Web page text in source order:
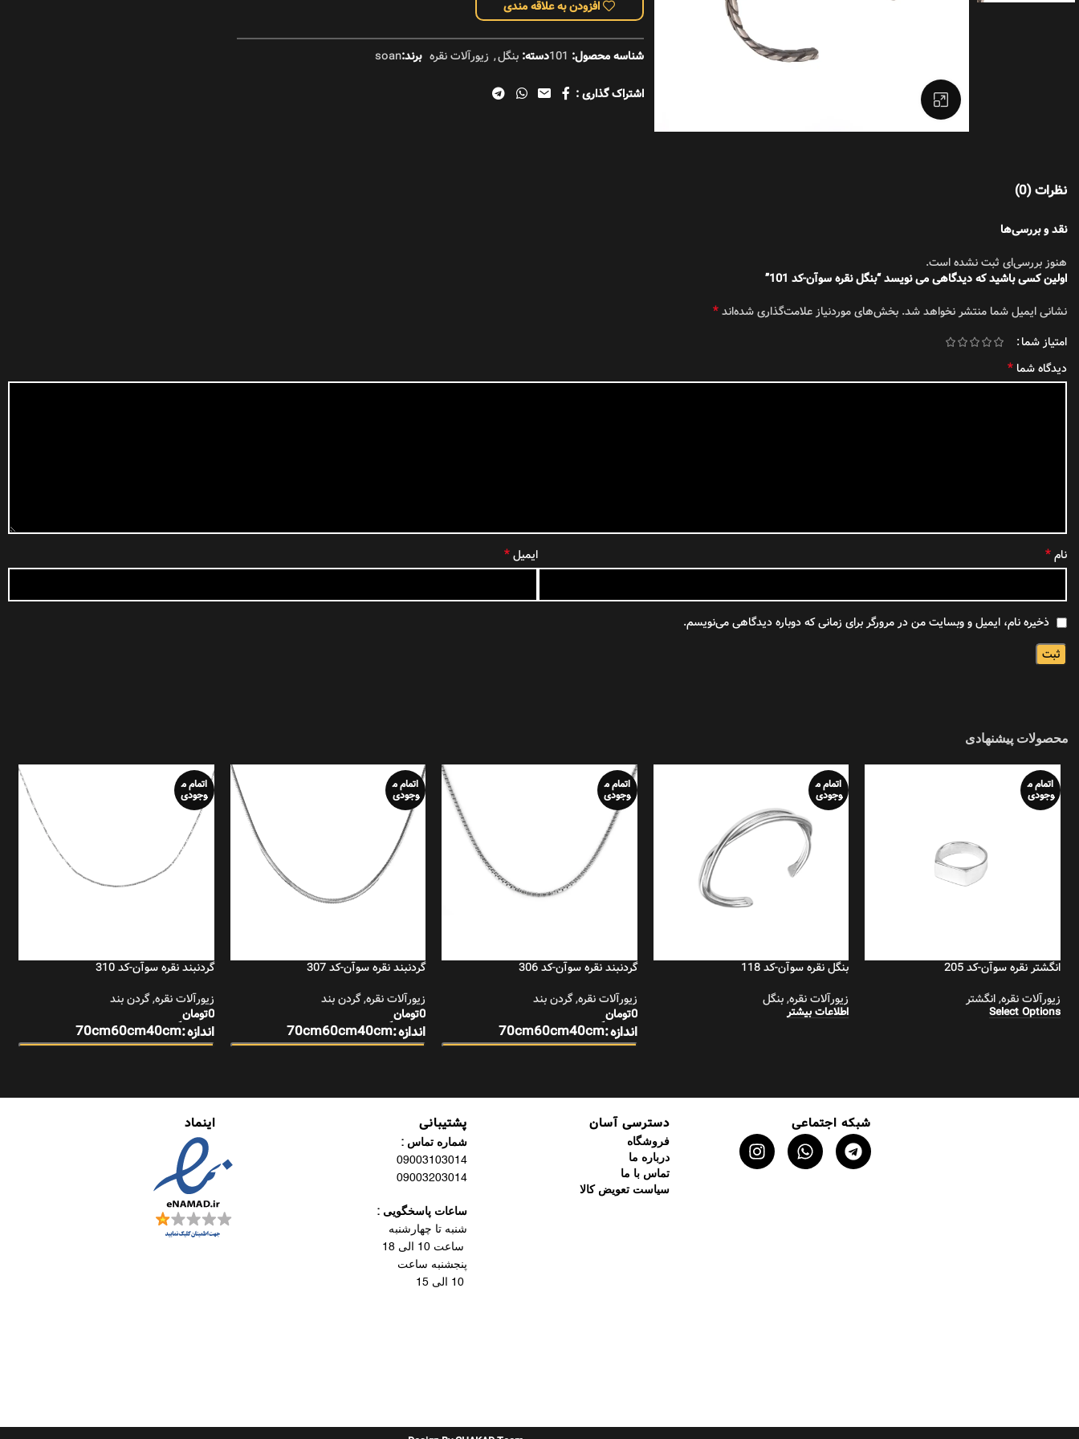
تیشرت خان
افزودن به علاقه مندی
شناسه محصول: 101دسته: بنگل, زیورآلات نقره برند:soan
اشتراک گذاری :
نظرات (0)
نقد و بررسی‌ها
هنوز بررسی‌ای ثبت نشده است.
اولین کسی باشید که دیدگاهی می نویسد “بنگل نقره سوآن-کد 101”
نشانی ایمیل شما منتشر نخواهد شد. بخش‌های موردنیاز علامت‌گذاری شده‌اند*
امتیاز شما
دیدگاه شما *
نام* ایمیل*
ذخیره نام، ایمیل و وبسایت من در مرورگر برای زمانی که دوباره دیدگاهی می‌نویسم.
محصولات پیشنهادی
اتمام م
وجودی
انگشتر نقره سوآن-کد 205
زیورآلات نقره,انگشتر
Select Options
اتمام م
وجودی
بنگل نقره سوآن-کد 118
زیورآلات نقره,بنگل
اطلاعات بیشتر
اتمام م
وجودی
گردنبند نقره سوآن-کد 306
زیورآلات نقره,گردن بند
0تومان
انتخاب گزینه‌ها
اندازه 40cm
60cm
70cm
اتمام م
وجودی
گردنبند نقره سوآن-کد 307
زیورآلات نقره,گردن بند
0تومان
انتخاب گزینه‌ها
اندازه 40cm
60cm
70cm
اتمام م
وجودی
گردنبند نقره سوآن-کد 310
زیورآلات نقره,گردن بند
0تومان
انتخاب گزینه‌ها
اندازه 40cm
60cm
70cm
شبکه اجتماعی دسترسی آسان
فروشگاه
درباره ما
تماس با ما
سیاست تعویض کالا
پشتیبانی
شماره تماس :
09003103014
09003203014
ساعات پاسخگویی :
شنبه تا چهارشنبه
ساعت 10 الی 18
پنجشنبه ساعت
اینماد